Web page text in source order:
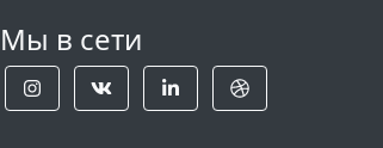
Мы в сети